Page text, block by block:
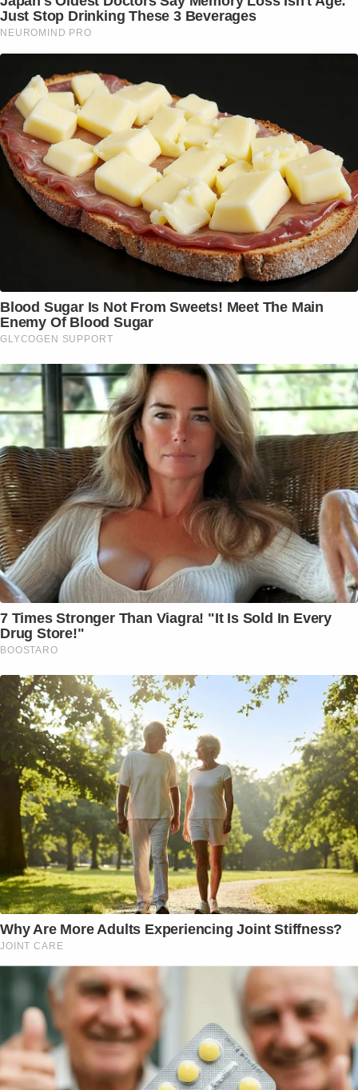
Just Stop Drinking These 3 Beverages
NEUROMIND PRO
Blood Sugar Is Not From Sweets! Meet The Main
Enemy Of Blood Sugar
GLYCOGEN SUPPORT
7 Times Stronger Than Viagra! "It Is Sold In Every
Drug Store!"
BOOSTARO
Why Are More Adults Experiencing Joint Stiffness?
JOINT CARE